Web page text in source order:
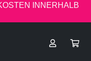
INNERHALB